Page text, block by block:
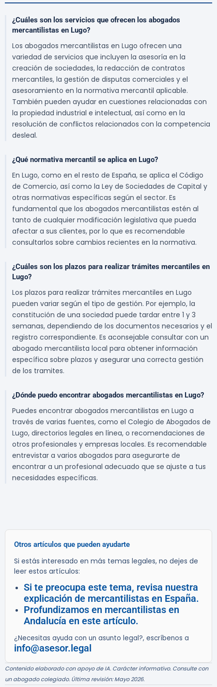
¿Cuáles son los servicios que ofrecen los abogados
mercantilistas en Lugo?
Los abogados mercantilistas en Lugo ofrecen una
variedad de servicios que incluyen la asesoría en la
creación de sociedades, la redacción de contratos
mercantiles, la gestión de disputas comerciales y el
asesoramiento en la normativa mercantil aplicable.
También pueden ayudar en cuestiones relacionadas con
la propiedad industrial e intelectual, así como en la
resolución de conflictos relacionados con la competencia
desleal.
¿Qué normativa mercantil se aplica en Lugo?
En Lugo, como en el resto de España, se aplica el Código
de Comercio, así como la Ley de Sociedades de Capital y
otras normativas específicas según el sector. Es
fundamental que los abogados mercantilistas estén al
tanto de cualquier modificación legislativa que pueda
afectar a sus clientes, por lo que es recomendable
consultarlos sobre cambios recientes en la normativa.
¿Cuáles son los plazos para realizar trámites mercantiles en
Lugo?
Los plazos para realizar trámites mercantiles en Lugo
pueden variar según el tipo de gestión. Por ejemplo, la
constitución de una sociedad puede tardar entre 1 y 3
semanas, dependiendo de los documentos necesarios y el
registro correspondiente. Es aconsejable consultar con un
abogado mercantilista local para obtener información
específica sobre plazos y asegurar una correcta gestión
de los tramites.
¿Dónde puedo encontrar abogados mercantilistas en Lugo?
Puedes encontrar abogados mercantilistas en Lugo a
través de varias fuentes, como el Colegio de Abogados de
Lugo, directorios legales en línea, o recomendaciones de
otros profesionales y empresas locales. Es recomendable
entrevistar a varios abogados para asegurarte de
encontrar a un profesional adecuado que se ajuste a tus
necesidades específicas.
Otros artículos que pueden ayudarte
Si estás interesado en más temas legales, no dejes de
leer estos artículos:
Si te preocupa este tema, revisa nuestra
explicación de mercantilistas en España.
Profundizamos en mercantilistas en
Andalucía en este artículo.
¿Necesitas ayuda con un asunto legal?, escríbenos a
info@asesor.legal
Contenido elaborado con apoyo de IA. Carácter informativo. Consulte con
un abogado colegiado. Última revisión: Mayo 2026.